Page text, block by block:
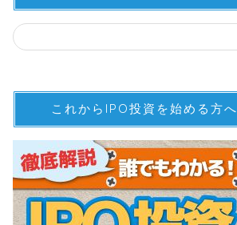
これからIPO投資を始める方へ